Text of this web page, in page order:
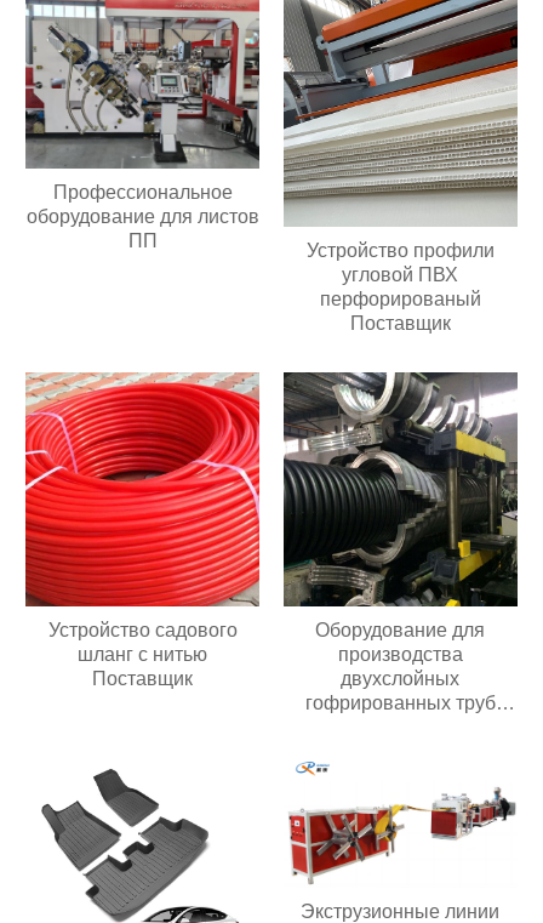
Профессиональное
оборудование для листов
ПП
Устройство профили
угловой ПВХ
перфорированый
Поставщик
Устройство садового
шланг с нитью
Поставщик
Оборудование для
производства
двухслойных
гофрированных труб
Экструзионные линии